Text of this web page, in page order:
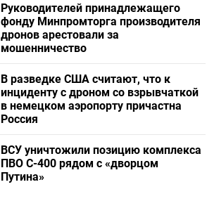
Руководителей принадлежащего
фонду Минпромторга производителя
дронов арестовали за
мошенничество
В разведке США считают, что к
инциденту с дроном со взрывчаткой
в немецком аэропорту причастна
Россия
ВСУ уничтожили позицию комплекса
ПВО С-400 рядом с «дворцом
Путина»